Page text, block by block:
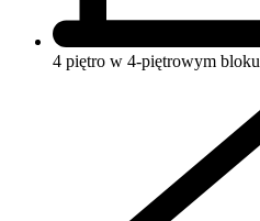
4 piętro w 4-piętrowym bloku